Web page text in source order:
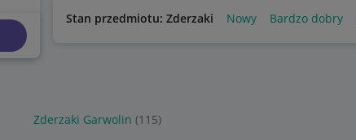
Stan przedmiotu: Zderzaki Nowy Bardzo dobry
Zderzaki Garwolin (115)